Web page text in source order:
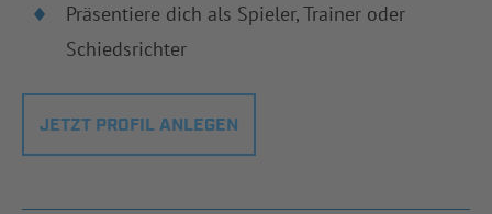
Präsentiere dich als Spieler, Trainer oder
Schiedsrichter
JETZT PROFIL ANLEGEN